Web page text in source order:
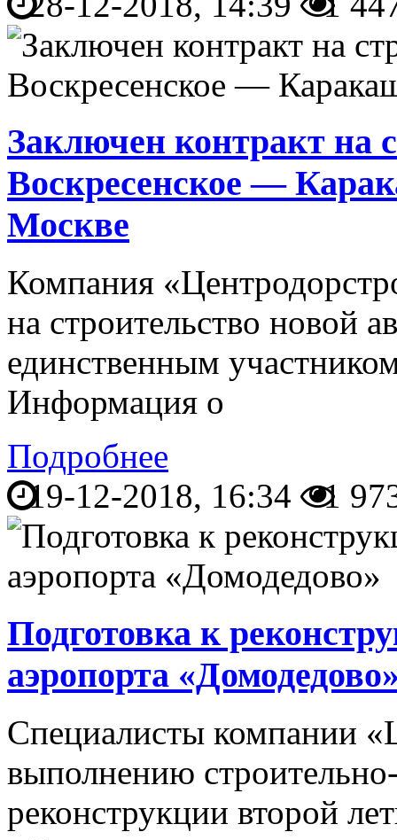
Заключен контракт на
Воскресенское —
Москве
Компания
на строительство новой
единственным
Информация о
Подробнее
19-12-2018, 16:34
1
Подготовка к
аэропорта
Специалисты компании
выполнению
реконструкции второй